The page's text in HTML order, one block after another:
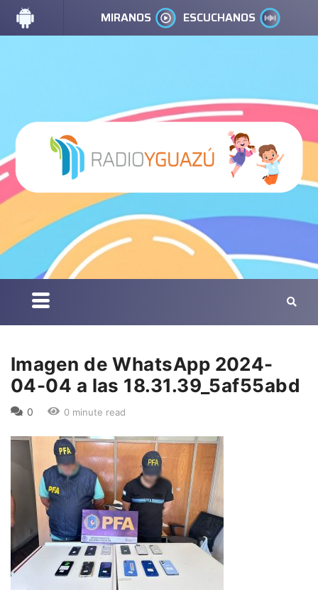
MIRANOS ESCUCHANOS
Imagen de WhatsApp 2024-
04-04 a las 18.31.39_5af55abd
0 0 minute read